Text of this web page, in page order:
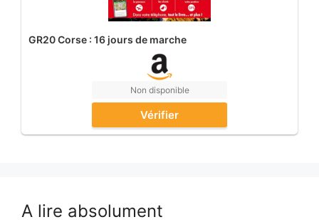
GR20 Corse : 16 jours de marche
Non disponible
Vérifier
A lire absolument